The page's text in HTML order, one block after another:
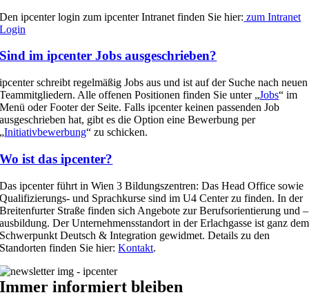
Den ipcenter login zum ipcenter Intranet finden Sie hier: zum Intranet
Login
Sind im ipcenter Jobs ausgeschrieben?
ipcenter schreibt regelmäßig Jobs aus und ist auf der Suche nach neuen
Teammitgliedern. Alle offenen Positionen finden Sie unter „Jobs“ im
Menü oder Footer der Seite. Falls ipcenter keinen passenden Job
ausgeschrieben hat, gibt es die Option eine Bewerbung per
„Initiativbewerbung“ zu schicken.
Wo ist das ipcenter?
Das ipcenter führt in Wien 3 Bildungszentren: Das Head Office sowie
Qualifizierungs- und Sprachkurse sind im U4 Center zu finden. In der
Breitenfurter Straße finden sich Angebote zur Berufsorientierung und –
ausbildung. Der Unternehmensstandort in der Erlachgasse ist ganz dem
Schwerpunkt Deutsch & Integration gewidmet. Details zu den
Standorten finden Sie hier:Kontakt.
Immer informiert bleiben